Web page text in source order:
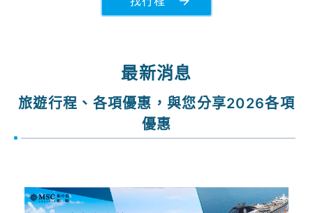
最新消息
旅遊行程、各項優惠，與您分享2026各項
優惠